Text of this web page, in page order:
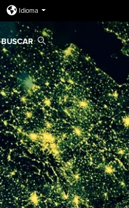
Idioma
BUSCAR